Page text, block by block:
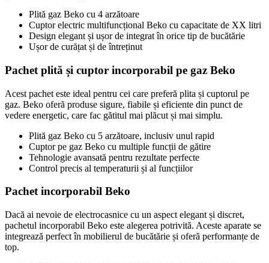
Plită gaz Beko cu 4 arzătoare
Cuptor electric multifuncțional Beko cu capacitate de XX litri
Design elegant și ușor de integrat în orice tip de bucătărie
Ușor de curățat și de întreținut
Pachet plită și cuptor incorporabil pe gaz Beko
Acest pachet este ideal pentru cei care preferă plita și cuptorul pe
gaz. Beko oferă produse sigure, fiabile și eficiente din punct de
vedere energetic, care fac gătitul mai plăcut și mai simplu.
Plită gaz Beko cu 5 arzătoare, inclusiv unul rapid
Cuptor pe gaz Beko cu multiple funcții de gătire
Tehnologie avansată pentru rezultate perfecte
Control precis al temperaturii și al funcțiilor
Pachet incorporabil Beko
Dacă ai nevoie de electrocasnice cu un aspect elegant și discret,
pachetul incorporabil Beko este alegerea potrivită. Aceste aparate se
integrează perfect în mobilierul de bucătărie și oferă performanțe de
top.